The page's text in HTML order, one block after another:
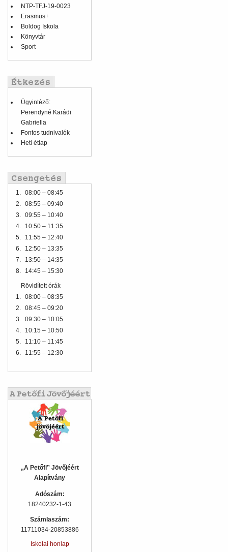
NTP-TFJ-19-0023
Erasmus+
Boldog Iskola
Könyvtár
Sport
Ügyintéző:
Perendyné Karádi
Gabriella
Fontos tudnivalók
Heti étlap
1. 08:00 – 08:45
2. 08:55 – 09:40
3. 09:55 – 10:40
4.
10:50 – 11:35
5.
11:55 – 12:40
6.
12:50 – 13:35
7.
13:50 – 14:35
8.
14:45 – 15:30
Rövidített órák
1. 08:00 – 08:35
2. 08:45 – 09:20
3. 09:30 – 10:05
4.
10:15 – 10:50
5.
11:10 – 11:45
6.
11:55 – 12:30
„A Petőfi” Jövőjéért
Alapítvány
Adószám:
18240232-1-43
Számlaszám:
11711034-20853886
Iskolai honlap